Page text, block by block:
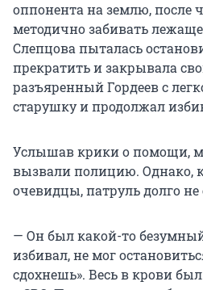
оппонента на землю, после
методично забивать
Слепцова пыталась
прекратить и закрывала
разъяренный Гордеев с
старушку и продолжал
Услышав крики о помощи,
вызвали полицию. Однако,
очевидцы, патруль долго не
— Он был какой-то
избивал, не мог
сдохнешь». Весь в крови